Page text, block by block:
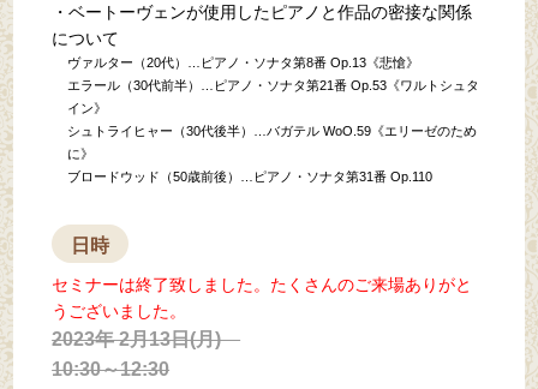
・ベートーヴェンが使用したピアノと作品の密接な関係
について
ヴァルター（20代）…ピアノ・ソナタ第8番 Op.13《悲愴》
エラール（30代前半）…ピアノ・ソナタ第21番 Op.53《ワルトシュタ
イン》
シュトライヒャー（30代後半）…バガテル WoO.59《エリーゼのため
に》
ブロードウッド（50歳前後）…ピアノ・ソナタ第31番 Op.110
日時
セミナーは終了致しました。たくさんのご来場ありがと
うございました。
2023年 2月13日(月)
10:30～12:30